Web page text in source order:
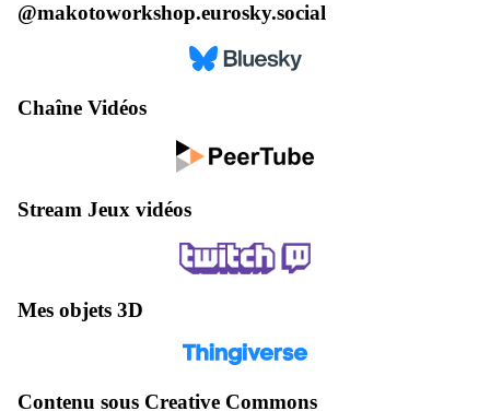
@makotoworkshop.eurosky.social
Chaîne Vidéos
Stream Jeux vidéos
Mes objets 3D
Contenu sous Creative Commons